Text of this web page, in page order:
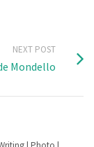
NEXT POST
Mondello